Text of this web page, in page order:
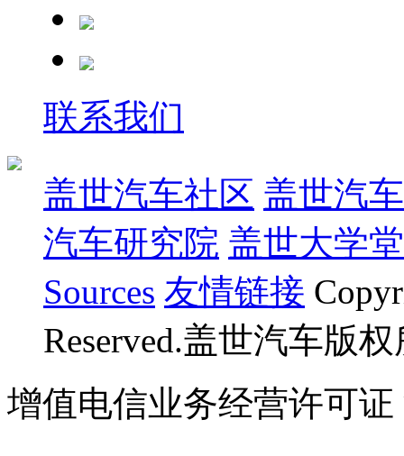
联系我们
盖世汽车社区 盖世汽
汽车研究院 盖世大学堂
Sources 友情链接
Reserved.盖世汽车版
增值电信业务经营许可证